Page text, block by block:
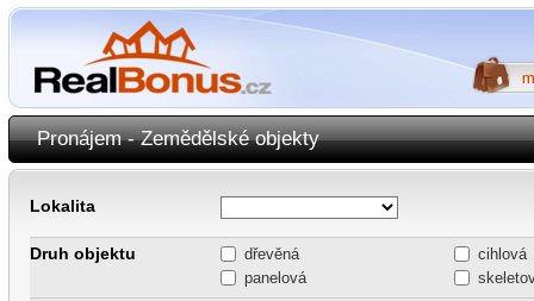
Pronájem - Zemědělské objekty
Lokalita
Druh objektu dřevěná
cihlová
panelová